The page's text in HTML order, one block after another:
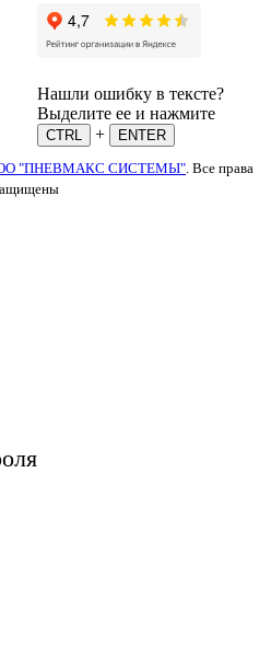
Нашли ошибку в тексте?
Выделите ее и нажмите
CTRL +
ENTER
"ПНЕВМАКС СИСТЕМЫ" . Все права